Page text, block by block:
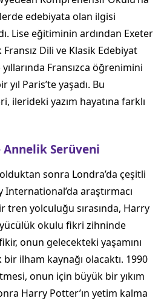
edebiyata olan ilgisi
Lise eğitiminin ardından Exeter
Dili ve Klasik Edebiyat
Fransızca öğrenimini
Paris’te yaşadı. Bu
ilerideki yazım hayatına farklı
Annelik Serüveni
sonra Londra’da çeşitli
International’da araştırmacı
tren yolculuğu sırasında, Harry
okulu fikri zihninde
onun gelecekteki yaşamını
ilham kaynağı olacaktı. 1990
onun için büyük bir yıkım
Harry Potter’ın yetim kalma